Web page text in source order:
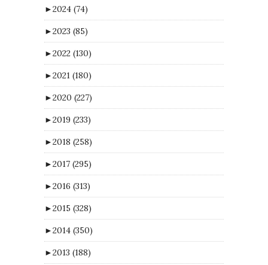
►2024 (74)
►2023 (85)
►2022 (130)
►2021 (180)
►2020 (227)
►2019 (233)
►2018 (258)
►2017 (295)
►2016 (313)
►2015 (328)
►2014 (350)
►2013 (188)